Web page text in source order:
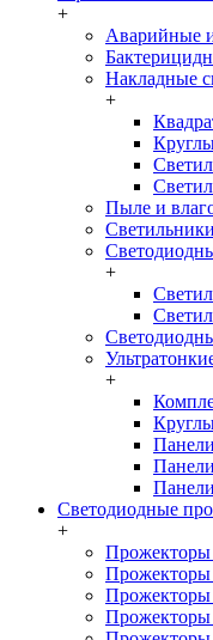
+
Аварийные
Накладные
+
Пыле и
+
+
Светодиодные
+
Прожекторы
Прожекторы
Прожекторы
Прожекторы